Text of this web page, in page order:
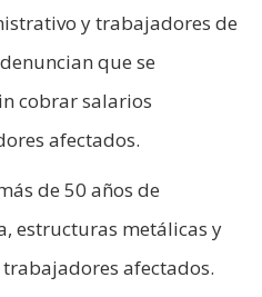
y trabajadores de
que se
cobrar salarios
afectados.
de 50 años de
estructuras metálicas y
afectados.